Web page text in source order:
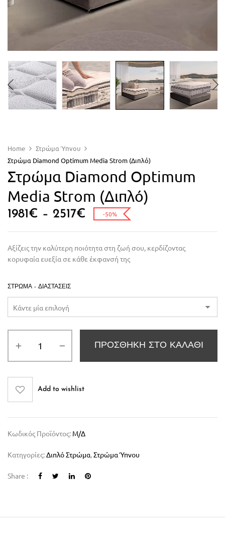
Home
Στρώμα Ύπνου
Στρώμα Diamond Optimum Media Strom (Διπλό)
Στρώμα Diamond Optimum
Media Strom (Διπλό)
1981€ – 2517€ -50%
Αξίζεις την καλύτερη ποιότητα στη ζωή σου, κερδίζοντας
κορυφαία ευεξία σε κάθε έκφανσή της
ΣΤΡΏΜΑ - ΔΙΑΣΤΆΣΕΙΣ
ΠΡΟΣΘΉΚΗ ΣΤΟ ΚΑΛΆΘΙ
Add to wishlist
Κωδικός Προϊόντος: Μ/Δ
Κατηγορίες:Διπλό Στρώμα,Στρώμα Ύπνου
Share :